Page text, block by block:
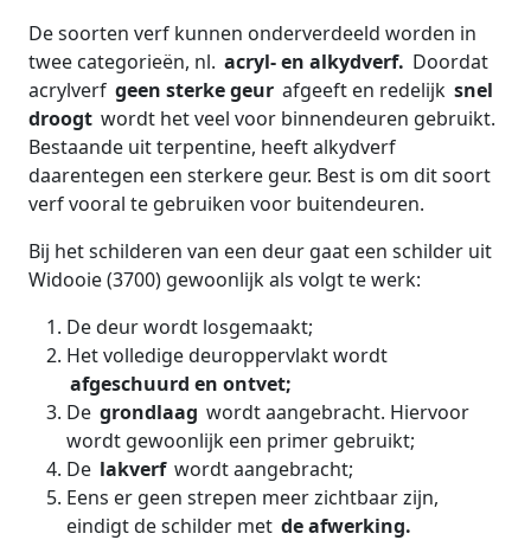
De soorten verf kunnen onderverdeeld worden in
twee categorieën, nl. acryl- en alkydverf. Doordat
acrylverf geen sterke geur afgeeft en redelijk snel
droogt wordt het veel voor binnendeuren gebruikt.
Bestaande uit terpentine, heeft alkydverf
daarentegen een sterkere geur. Best is om dit soort
verf vooral te gebruiken voor buitendeuren.
Bij het schilderen van een deur gaat een schilder uit
Widooie (3700) gewoonlijk als volgt te werk:
De deur wordt losgemaakt;
Het volledige deuroppervlakt wordt
afgeschuurd en ontvet;
De grondlaag wordt aangebracht. Hiervoor
wordt gewoonlijk een primer gebruikt;
De lakverf wordt aangebracht;
Eens er geen strepen meer zichtbaar zijn,
eindigt de schilder met de afwerking.